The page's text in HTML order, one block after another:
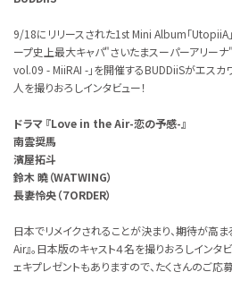
9/18にリリースされた1st Mini Album「UtopiiA
ープ史上最大キャパ"さいたまスーパーアリーナ
vol.09 - MiiRAI -」を開催するBUDDiiSがエス
人を撮りおろしインタビュー！
ドラマ 『Love in the Air-恋の予感-』
南雲奨馬
濱屋拓斗
鈴木 曉（WATWING）
長妻怜央（７ORDER）
日本でリメイクされることが決まり、期待が高
Air』。日本版のキャスト４名を撮りおろしイン
ェキプレゼントもありますので、たくさんのご応